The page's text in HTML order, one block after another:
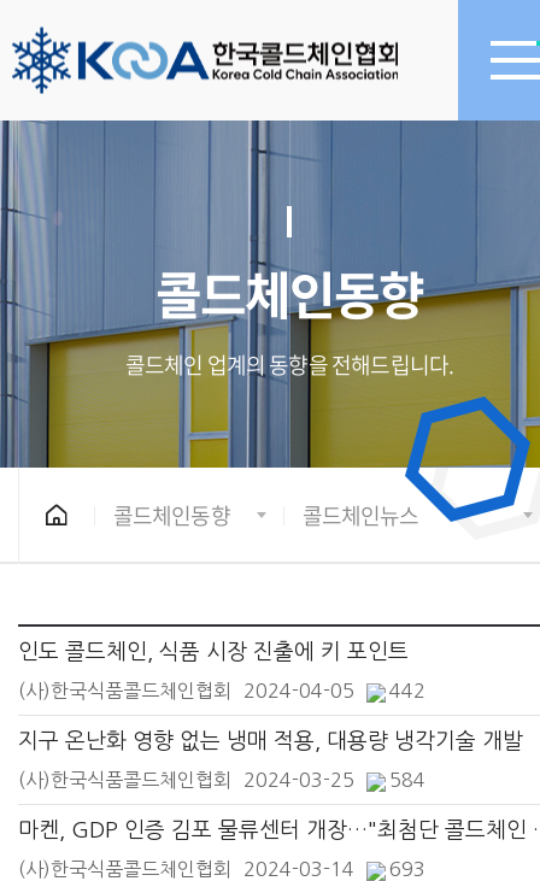
콜드체인동향
콜드체인 업계의 동향을 전해드립니다.
콜드체인동향 콜드체인뉴스
인도 콜드체인, 식품 시장 진출에 키 포인트
(사)한국식품콜드체인협회 2024-04-05 442
지구 온난화 영향 없는 냉매 적용, 대용량 냉각기술 개발
(사)한국식품콜드체인협회 2024-03-25 584
마켄, GDP
(사)한국식품콜드체인협회 2024-03-14 693